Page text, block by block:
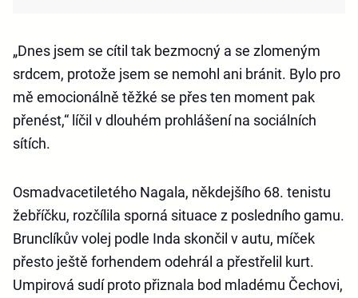
„Dnes jsem se cítil tak bezmocný a se zlomeným
srdcem, protože jsem se nemohl ani bránit. Bylo pro
mě emocionálně těžké se přes ten moment pak
přenést,“ líčil v dlouhém prohlášení na sociálních
sítích.
Osmadvacetiletého Nagala, někdejšího 68. tenistu
žebříčku, rozčílila sporná situace z posledního gamu.
Brunclíkův volej podle Inda skončil v autu, míček
přesto ještě forhendem odehrál a přestřelil kurt.
Umpirová sudí proto přiznala bod mladému Čechovi,